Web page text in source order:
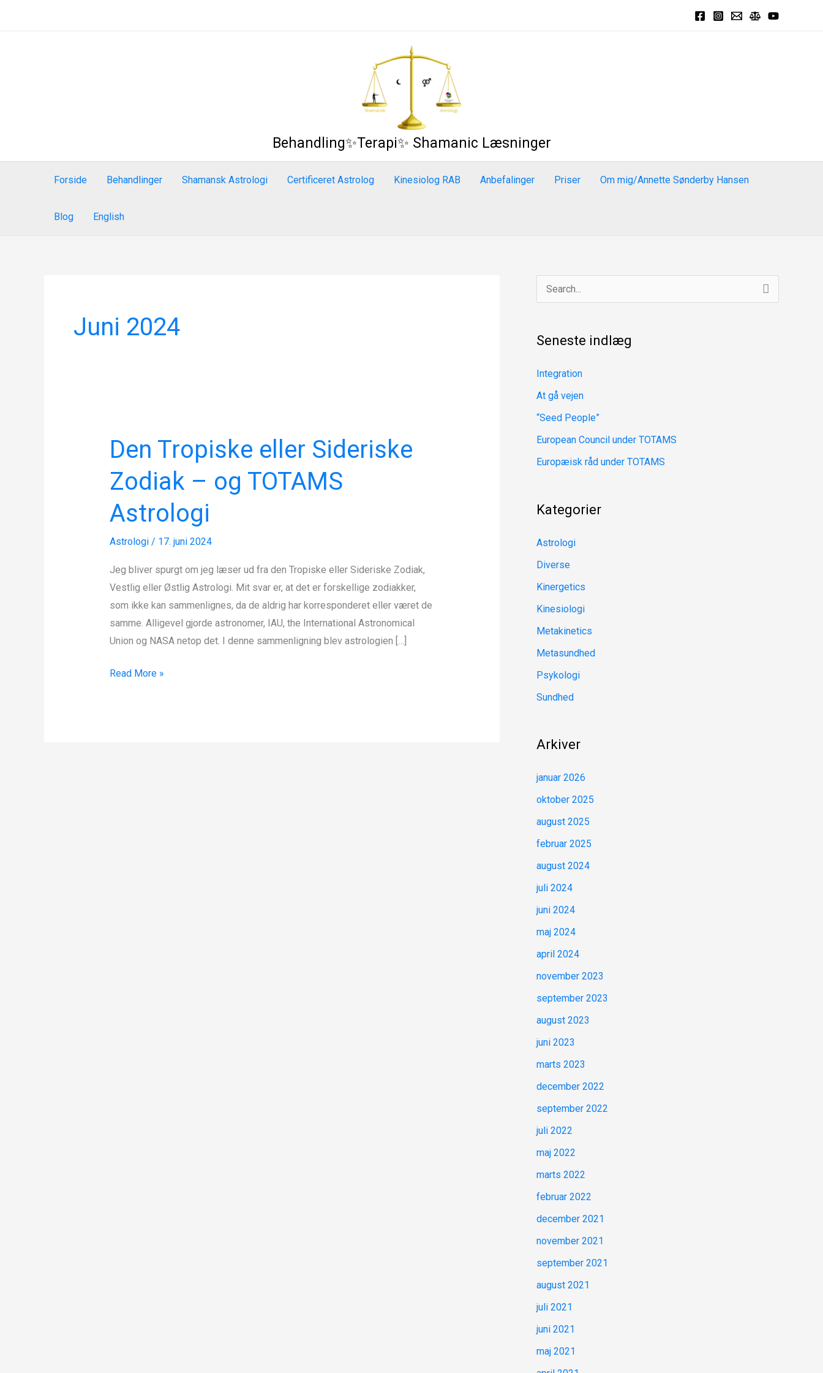
Behandling✨Terapi✨ Shamanic Læsninger
Forside Behandlinger Shamansk Astrologi Certificeret Astrolog Kinesiolog RAB Anbefalinger Priser Om mig/Annette Sønderby Hansen
Blog English
Juni 2024
Den Tropiske eller Sideriske
Zodiak – og TOTAMS
Astrologi
Astrologi/ 17. juni 2024
Jeg bliver spurgt om jeg læser ud fra den Tropiske eller Sideriske Zodiak,
Vestlig eller Østlig Astrologi. Mit svar er, at det er forskellige zodiakker,
som ikke kan sammenlignes, da de aldrig har korresponderet eller været de
samme. Alligevel gjorde astronomer, IAU, the International Astronomical
Union og NASA netop det. I denne sammenligning blev astrologien […]
Den
Tropiske
eller
Zodiak
TOTAMS
Astrologi
Read More »
f
t
Seneste indlæg
Integration
At gå vejen
“Seed People”
European Council under TOTAMS
Europæisk råd under TOTAMS
Kategorier
Astrologi
Diverse
Kinergetics
Kinesiologi
Metakinetics
Metasundhed
Psykologi
Sundhed
Arkiver
januar 2026
oktober 2025
august 2025
februar 2025
august 2024
juli 2024
juni 2024
maj 2024
april 2024
november 2023
september 2023
august 2023
juni 2023
marts 2023
december 2022
september 2022
juli 2022
maj 2022
marts 2022
februar 2022
december 2021
november 2021
september 2021
august 2021
juli 2021
juni 2021
maj 2021